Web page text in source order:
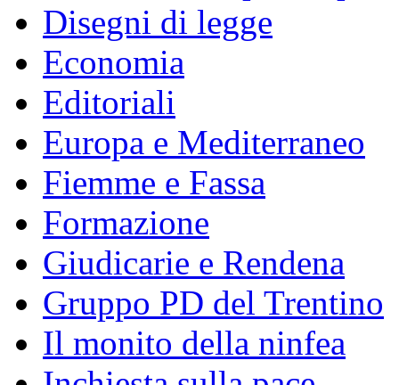
Disegni di legge
Economia
Editoriali
Europa e Mediterraneo
Fiemme e Fassa
Formazione
Giudicarie e Rendena
Gruppo PD del Trentino
Il monito della ninfea